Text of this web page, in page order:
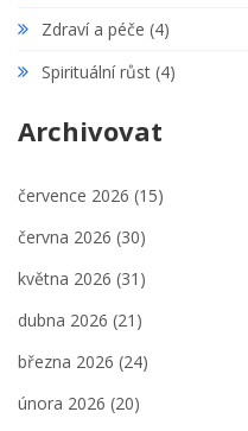
Zdraví a péče (4)
Spirituální růst (4)
Archivovat
července 2026 (15)
června 2026 (30)
května 2026 (31)
dubna 2026 (21)
března 2026 (24)
února 2026 (20)